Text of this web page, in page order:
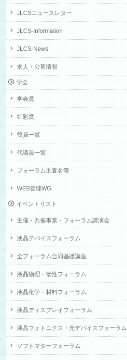
JLCSニュースレター
JLCS-Information
JLCS-News
求人・公募情報
学会
学会賞
虹彩賞
役員一覧
代議員一覧
フォーラム主査名簿
WEB管理WG
イベントリスト
主催・共催事業・フォーラム講演会
液晶デバイスフォーラム
全フォーラム合同基礎講座
液晶物理・物性フォーラム
液晶化学・材料フォーラム
液晶ディスプレイフォーラム
液晶フォトニクス・光デバイスフォーラム
ソフトマターフォーラム